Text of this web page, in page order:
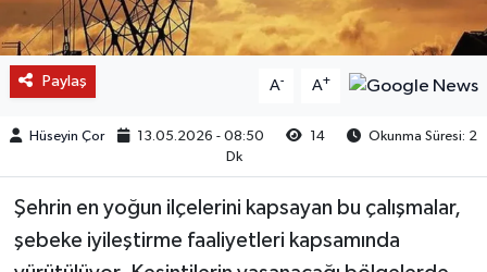
Paylaş A- A+
Hüseyin Çor 13.05.2026 - 08:50 14
Okunma Süresi: 2
Dk
Şehrin en yoğun ilçelerini kapsayan bu çalışmalar,
şebeke iyileştirme faaliyetleri kapsamında